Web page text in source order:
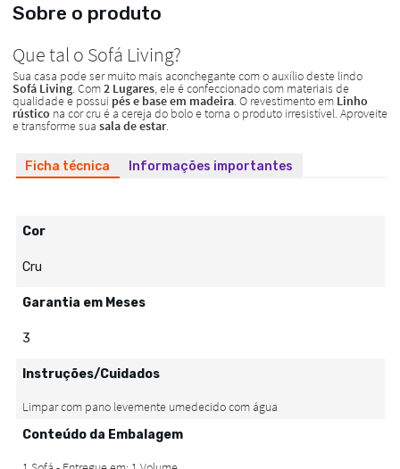
Sobre o produto
Ficha técnica Informações importantes
Cor
Cru
Garantia em Meses
3
Instruções/Cuidados
Conteúdo da Embalagem